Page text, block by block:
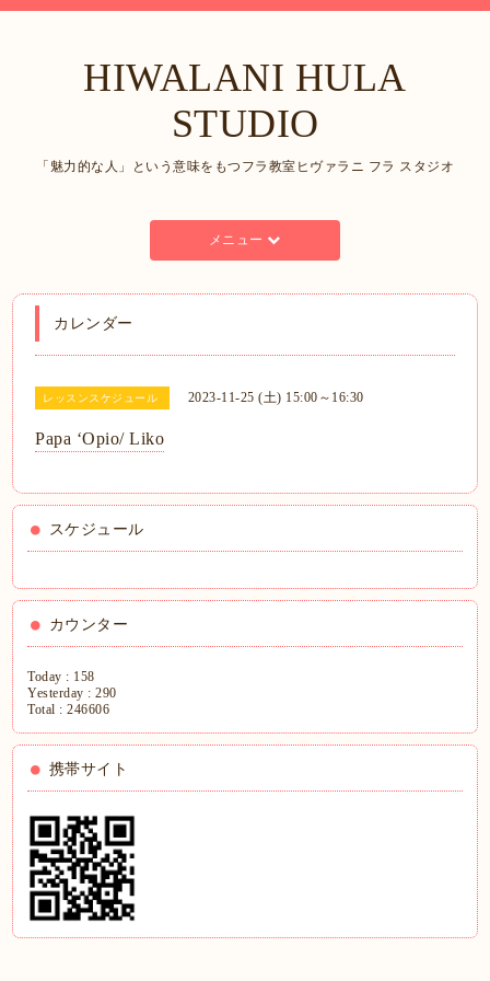
HIWALANI HULA
STUDIO
「魅力的な人」という意味をもつフラ教室ヒヴァラニ フラ スタジオ
メニュー
カレンダー
レッスンスケジュール 2023-11-25 (土) 15:00～16:30
Papa ʻOpio/ Liko
スケジュール
カウンター
Today : 158
Yesterday :290
Total :246606
携帯サイト